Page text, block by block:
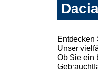
Entdecken
Unser
Ob Sie ein